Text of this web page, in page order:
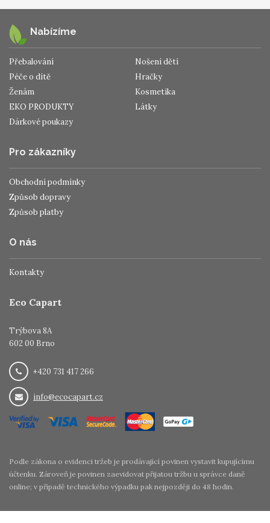
Nabízíme
Přebalování
Nošení dětí
Péče o dítě
Hračky
Ženám
Kosmetika
EKO PRODUKTY
Látky
Dárkové poukazy
Pro zákazníky
Obchodní podmínky
Způsob dopravy
Způsob platby
O nás
Kontakty
Eco Capart
Trýbova 8A
602 00 Brno
+420 731 417 266
info@ecocapart.cz
Podle zákona o evidenci tržeb je prodávající povinen vystavit kupujícímu
účtenku. Zároveň je povinen zaevidovat přijatou tržbu u správce daně
online; v případě technického výpadku pak nejpozději do 48 hodin.